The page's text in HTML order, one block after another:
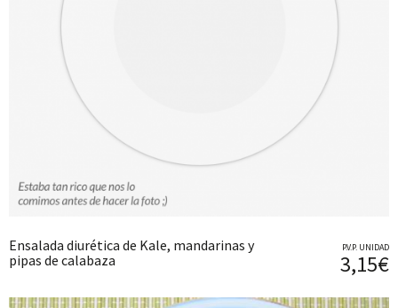
Ensalada diurética de Kale, mandarinas y
pipas de calabaza
P.V.P. UNIDAD
3,15€